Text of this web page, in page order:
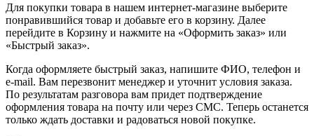
Для покупки товара в нашем интернет-магазине выберите
понравившийся товар и добавьте его в корзину. Далее
перейдите в Корзину и нажмите на «Оформить заказ» или
«Быстрый заказ».
Когда оформляете быстрый заказ, напишите ФИО, телефон и
e-mail. Вам перезвонит менеджер и уточнит условия заказа.
По результатам разговора вам придет подтверждение
оформления товара на почту или через СМС. Теперь останется
только ждать доставки и радоваться новой покупке.